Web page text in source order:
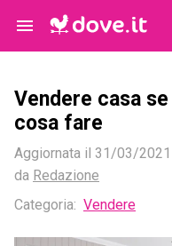
Vendere casa
cosa fare
Aggiornata il 31/03/2021
da Redazione
Categoria: Vendere